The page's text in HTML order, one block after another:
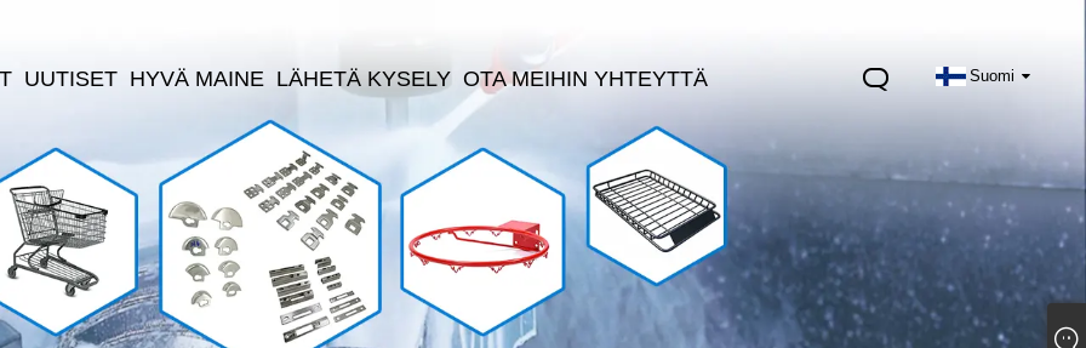
Suomi
UUTISET HYVÄ MAINE LÄHETÄ KYSELY OTA MEIHIN YHTEYTTÄ